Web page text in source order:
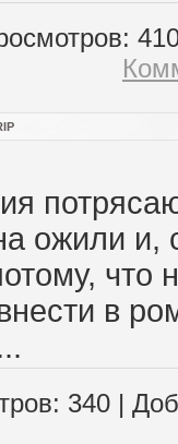
ожили и,
что
в
340 |